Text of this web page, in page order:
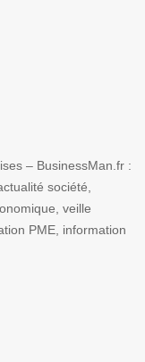
– BusinessMan.fr :
société,
veille
PME, information